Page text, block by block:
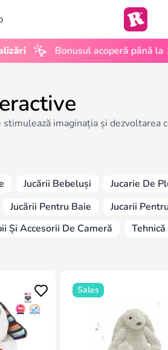
Bonusul acoperă până la
stimulează imaginația și dezvoltarea
Jucării Bebeluși Jucarie De
Jucării Pentru Baie Jucarii
Și Accesorii De Cameră
Sales